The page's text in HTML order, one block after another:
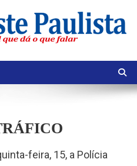
feira, 15, a Polícia